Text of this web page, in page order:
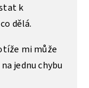
k
dělá.
mi může
jednu chybu